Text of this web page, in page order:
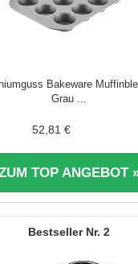
Bakeware
Grau ...
52,81 €
TOP ANGEBOT
2